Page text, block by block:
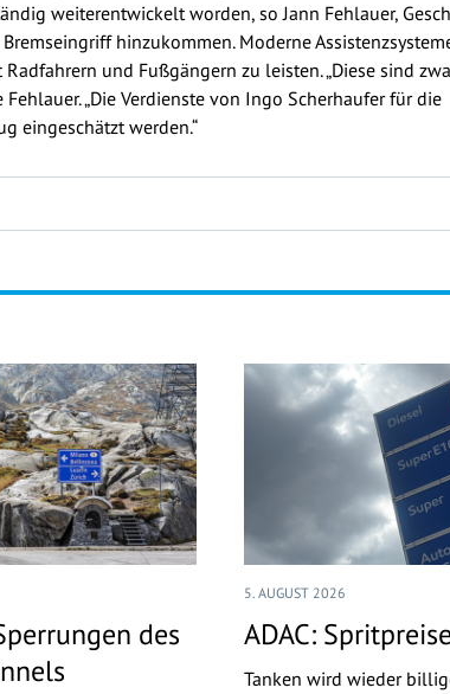
weiterentwickelt worden, so Jann Fehlauer,
hinzukommen. Moderne
und Fußgängern zu leisten. „Diese sind
„Die Verdienste von Ingo Scherhaufer für die
eingeschätzt werden.“
des
5. AUGUST 2026
ADAC:
Tanken wird wieder